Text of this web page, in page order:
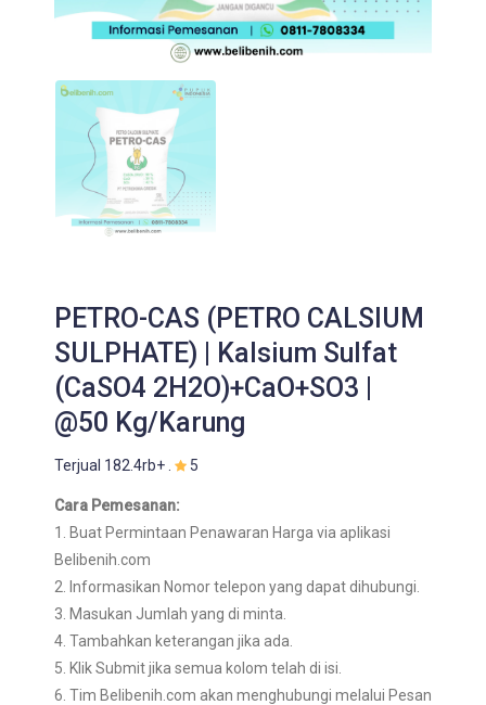
PETRO-CAS (PETRO CALSIUM
SULPHATE) | Kalsium Sulfat
(CaSO4 2H2O)+CaO+SO3 |
@50 Kg/Karung
Terjual 182.4rb+ . 5
Cara Pemesanan:
1. Buat Permintaan Penawaran Harga via aplikasi
Belibenih.com
2. Informasikan Nomor telepon yang dapat dihubungi.
3. Masukan Jumlah yang di minta.
4. Tambahkan keterangan jika ada.
5. Klik Submit jika semua kolom telah di isi.
6. Tim Belibenih.com akan menghubungi melalui Pesan